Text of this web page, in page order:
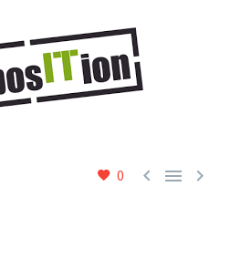
0   